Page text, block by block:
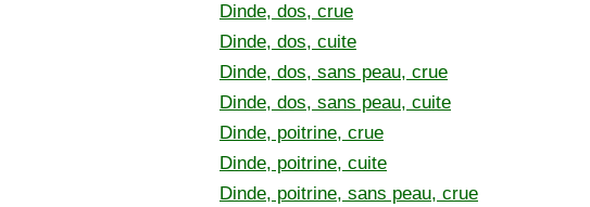
Dinde, dos, crue
Dinde, dos, cuite
Dinde, dos, sans peau, crue
Dinde, dos, sans peau, cuite
Dinde, poitrine, crue
Dinde, poitrine, cuite
Dinde, poitrine, sans peau, crue